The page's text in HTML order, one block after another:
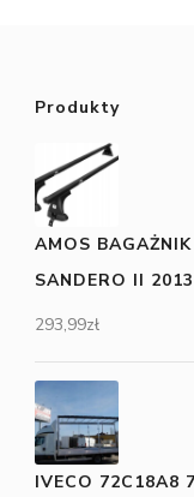
Produkty
AMOS
SANDERO II
293,99zł
IVECO 72C18A8